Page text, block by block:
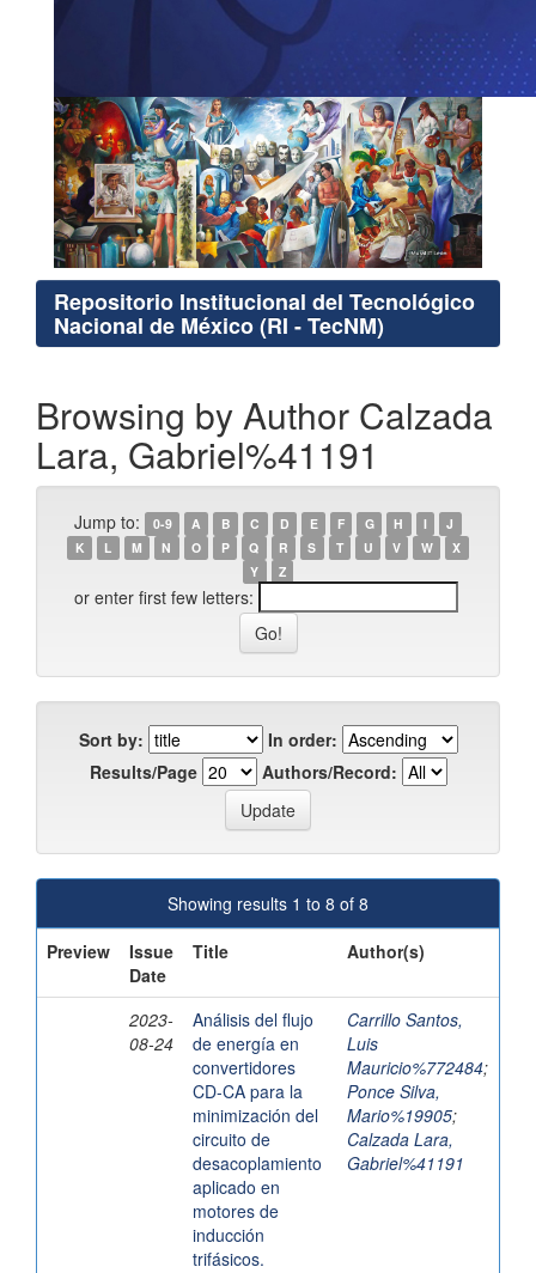
Repositorio Institucional del Tecnológico
Nacional de México (RI - TecNM)
Browsing by Author Calzada
Lara, Gabriel%41191
Jump to: 0-9 A B C D E F G H I
J
K
L M N O P Q R S T U V W
X
Y
Z
or enter first few letters:
Sort by:
In order:
Results/Page
Authors/Record:
Showing results 1 to 8 of 8
Preview
Issue
Date
Title Author(s)
2023-
08-24
Análisis del flujo
de energía en
convertidores
CD-CA para la
minimización del
circuito de
desacoplamiento
aplicado en
motores de
inducción
trifásicos.
Carrillo Santos,
Luis
Mauricio%772484;
Ponce Silva,
Mario%19905;
Calzada Lara,
Gabriel%41191